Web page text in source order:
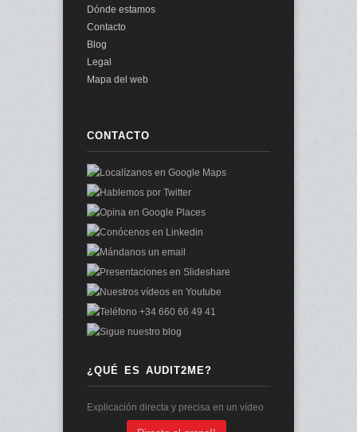
Dónde estamos
Contacto
Blog
Legal
Mapa del web
CONTACTO
¿QUÉ ES AUDIT2ME?
Explicación directa y precisa en un vídeo